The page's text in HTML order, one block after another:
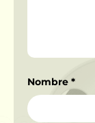
Nombre *